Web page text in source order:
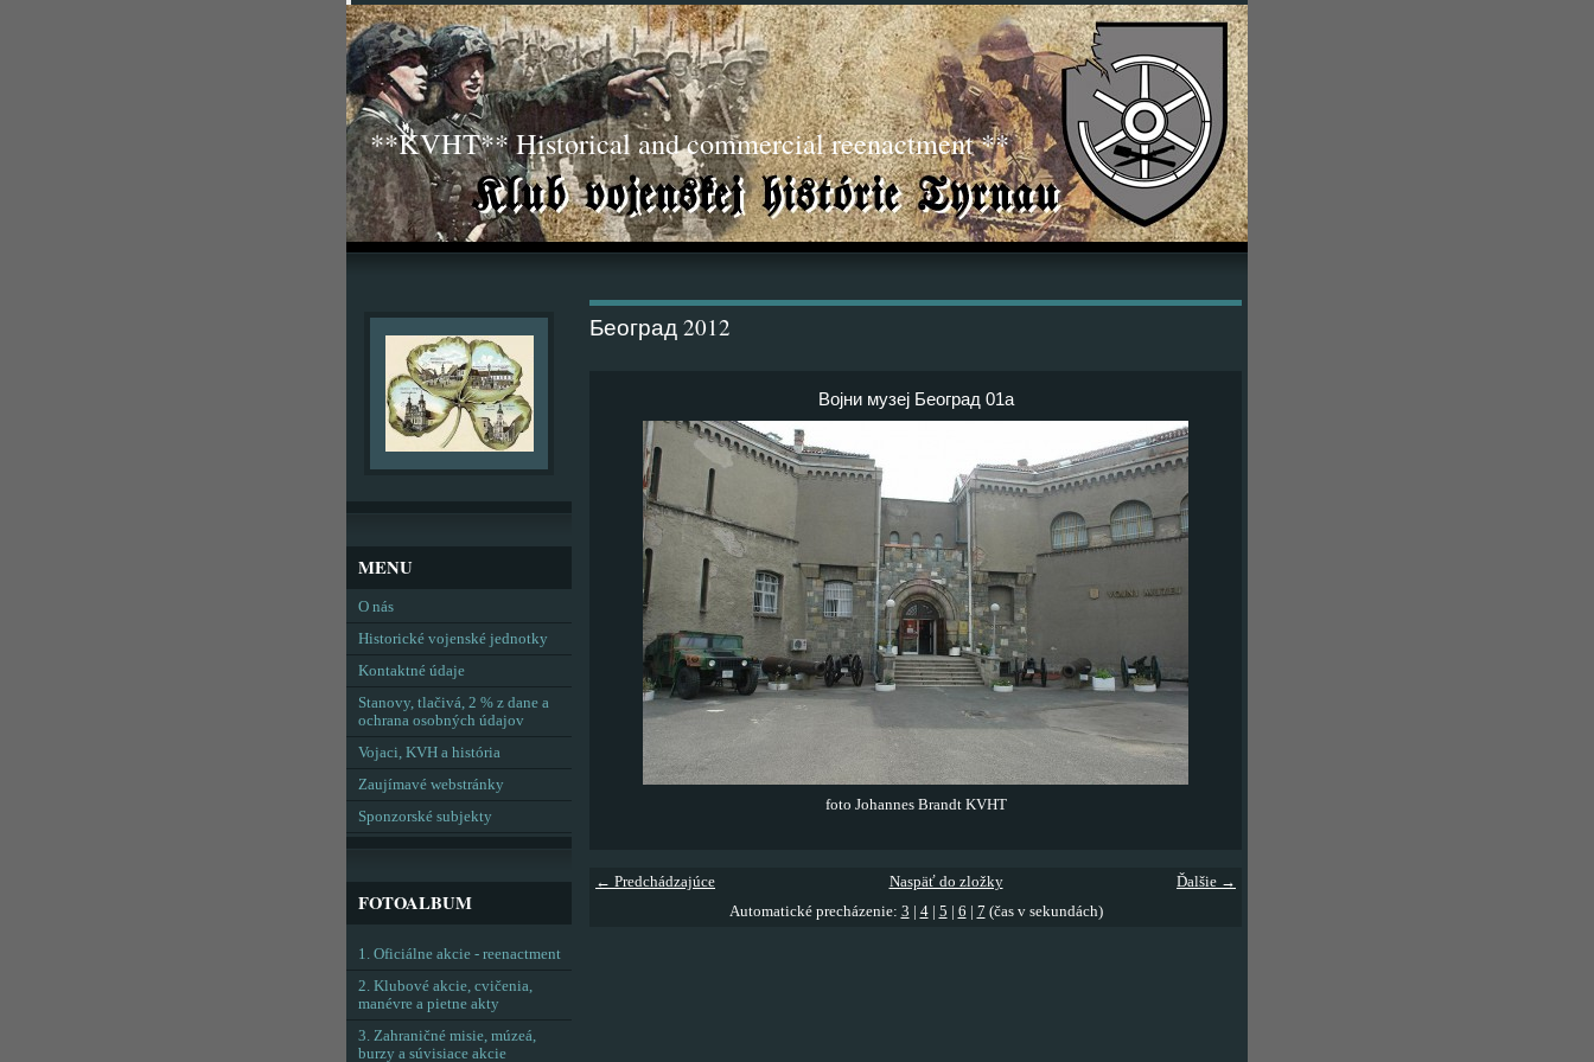
**KVHT** Historical and commercial reenactment **
Београд 2012
Војни музеј Београд 01a
foto Johannes Brandt KVHT
← Predchádzajúce Ďalšie →
Naspäť do zložky
Automatické precházenie: 3 4| 5 6 7 (čas v sekundách)
MENU
O nás
Historické vojenské jednotky
Kontaktné údaje
Stanovy, tlačivá, 2 % z dane a
ochrana osobných údajov
Vojaci, KVH a história
Zaujímavé webstránky
Sponzorské subjekty
FOTOALBUM
1. Oficiálne akcie - reenactment
2. Klubové akcie, cvičenia,
manévre a pietne akty
3. Zahraničné misie, múzeá,
burzy a súvisiace akcie